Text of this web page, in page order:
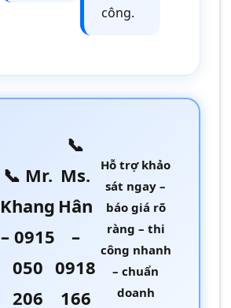
công.
📞 Mr.
Khang
– 0915
050
206
📞
Ms.
Hân
–
0918
166
Hỗ trợ khảo
sát ngay –
báo giá rõ
ràng – thi
công nhanh
– chuẩn
doanh